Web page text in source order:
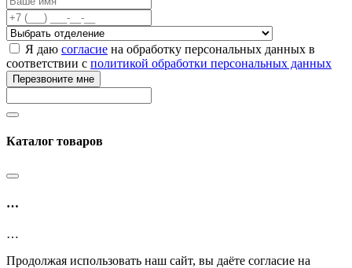
Я даю согласие на обработку персональных данных в
соответствии с политикой обработки персональных данных
Перезвоните мне
Каталог товаров
…
…
Продолжая использовать наш сайт, вы даёте согласие на